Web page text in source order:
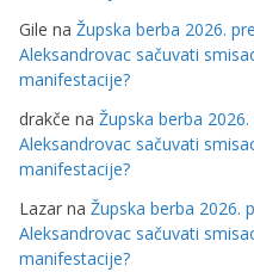
Gile na Župska berba 2026.
Aleksandrovac sačuvati
manifestacije?
drakče na Župska berba
Aleksandrovac sačuvati
manifestacije?
Lazar na Župska berba 2026.
Aleksandrovac sačuvati
manifestacije?